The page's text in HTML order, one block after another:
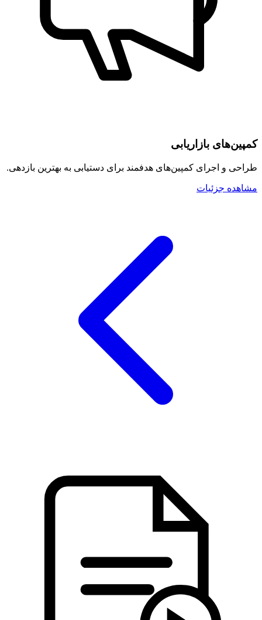
کمپین‌های بازاریابی
طراحی و اجرای کمپین‌های هدفمند برای دستیابی به بهترین بازدهی.
مشاهده جزئیات